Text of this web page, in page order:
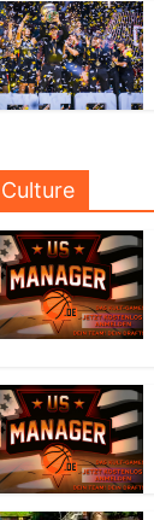
Culture